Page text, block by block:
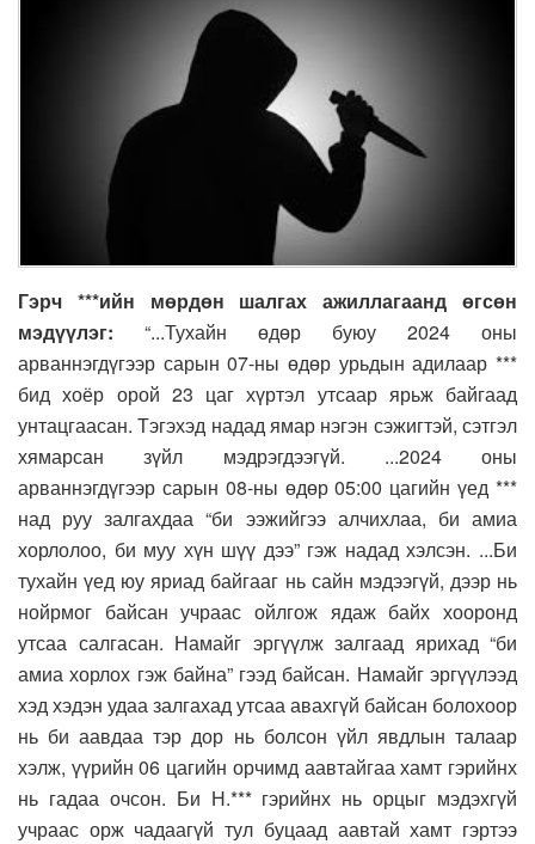
Гэрч ***ийн мөрдөн шалгах ажиллагаанд өгсөн
мэдүүлэг: “...Тухайн өдөр буюу 2024 оны
арваннэгдүгээр сарын 07-ны өдөр урьдын адилаар ***
бид хоёр орой 23 цаг хүртэл утсаар ярьж байгаад
унтацгаасан. Тэгэхэд надад ямар нэгэн сэжигтэй, сэтгэл
хямарсан зүйл мэдрэгдээгүй. ...2024 оны
арваннэгдүгээр сарын 08-ны өдөр 05:00 цагийн үед ***
над руу залгахдаа “би ээжийгээ алчихлаа, би амиа
хорлолоо, би муу хүн шүү дээ” гэж надад хэлсэн. ...Би
тухайн үед юу яриад байгааг нь сайн мэдээгүй, дээр нь
нойрмог байсан учраас ойлгож ядаж байх хооронд
утсаа салгасан. Намайг эргүүлж залгаад ярихад “би
амиа хорлох гэж байна” гээд байсан. Намайг эргүүлээд
хэд хэдэн удаа залгахад утсаа авахгүй байсан болохоор
нь би аавдаа тэр дор нь болсон үйл явдлын талаар
хэлж, үүрийн 06 цагийн орчимд аавтайгаа хамт гэрийнх
нь гадаа очсон. Би Н.*** гэрийнх нь орцыг мэдэхгүй
учраас орж чадаагүй тул буцаад аавтай хамт гэртээ